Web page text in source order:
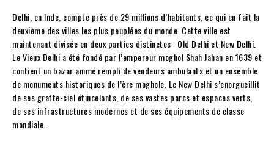
Delhi, en Inde, compte près de 29 millions d’habitants, ce qui en fait la
deuxième des villes les plus peuplées du monde. Cette ville est
maintenant divisée en deux parties distinctes : Old Delhi et New Delhi.
Le Vieux Delhi a été fondé par l’empereur moghol Shah Jahan en 1639 et
contient un bazar animé rempli de vendeurs ambulants et un ensemble
de monuments historiques de l’ère moghole. Le New Delhi s’enorgueillit
de ses gratte-ciel étincelants, de ses vastes parcs et espaces verts,
de ses infrastructures modernes et de ses équipements de classe
mondiale.